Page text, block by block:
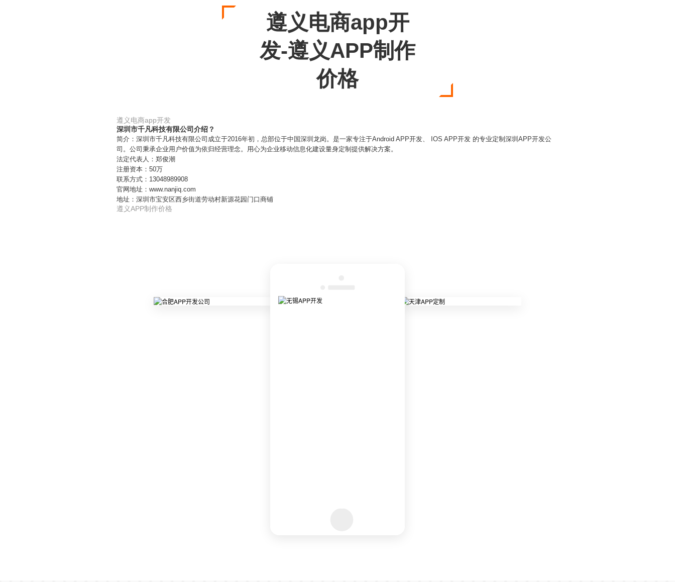
遵义电商app开
发-遵义APP制作
价格
遵义电商app开发
深圳市千凡科技有限公司介绍？
简介：深圳市千凡科技有限公司成立于2016年初，总部位于中国深圳龙岗。是一家专注于Android APP开发、 IOS APP开发 的专业定制深圳APP开发公
司。公司秉承企业用户价值为依归经营理念。用心为企业移动信息化建设量身定制提供解决方案。
法定代表人：郑俊潮
注册资本：50万
联系方式：13048989908
官网地址：www.nanjiq.com
地址：深圳市宝安区西乡街道劳动村新源花园门口商铺
遵义APP制作价格